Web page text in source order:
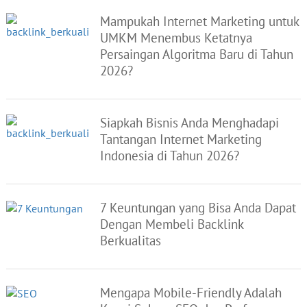
Mampukah Internet Marketing untuk
UMKM Menembus Ketatnya
Persaingan Algoritma Baru di Tahun
2026?
Siapkah Bisnis Anda Menghadapi
Tantangan Internet Marketing
Indonesia di Tahun 2026?
7 Keuntungan yang Bisa Anda Dapat
Dengan Membeli Backlink
Berkualitas
Mengapa Mobile-Friendly Adalah